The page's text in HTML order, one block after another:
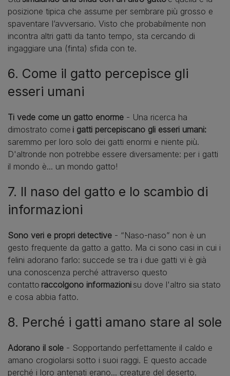
posizione tipica che assume per sembrare più grosso e
spaventare l’avversario. Visto che probabilmente non
incontra altri gatti da tanto tempo, sta cercando di
ingaggiare una (finta) sfida con te.
6. Come il gatto percepisce gli
esseri umani
Ti vede come un gatto enorme - Una ricerca ha
dimostrato come i gatti percepiscano gli esseri umani:
saremmo per loro solo dei gatti enormi e niente più.
D'altronde non potrebbe essere diversamente: per i gatti
il mondo è... un mondo gatto!
7. Il naso del gatto e lo scambio di
informazioni
Sono veri e propri detective - “Naso-naso” non è un
gesto frequente da gatto a gatto. Ma ci sono casi in cui i
felini adorano farlo: succede se tra i due gatti vi è già
una conoscenza perché attraverso questo
contatto raccolgono informazioni su dove l'altro sia stato
e cosa abbia fatto.
8. Perché i gatti amano stare al sole
Adorano il sole - Sopportando perfettamente il caldo e
amano crogiolarsi sotto i suoi raggi. E questo accade
perché i loro antenati erano... creature del deserto.